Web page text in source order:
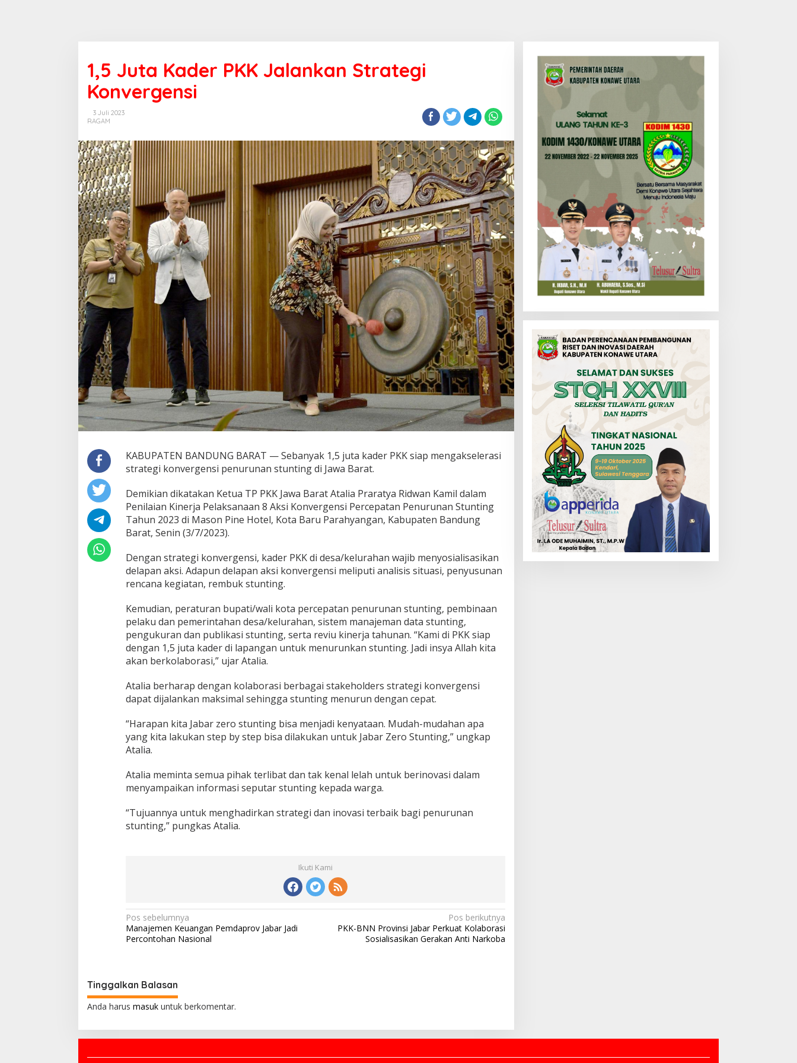
1,5 Juta Kader PKK Jalankan Strategi
Konvergensi
3 Juli 2023
RAGAM
KABUPATEN BANDUNG BARAT — Sebanyak 1,5 juta kader PKK siap mengakselerasi
strategi konvergensi penurunan stunting di Jawa Barat.
Demikian dikatakan Ketua TP PKK Jawa Barat Atalia Praratya Ridwan Kamil dalam
Penilaian Kinerja Pelaksanaan 8 Aksi Konvergensi Percepatan Penurunan Stunting
Tahun 2023 di Mason Pine Hotel, Kota Baru Parahyangan, Kabupaten Bandung
Barat, Senin (3/7/2023).
Dengan strategi konvergensi, kader PKK di desa/kelurahan wajib menyosialisasikan
delapan aksi. Adapun delapan aksi konvergensi meliputi analisis situasi, penyusunan
rencana kegiatan, rembuk stunting.
Kemudian, peraturan bupati/wali kota percepatan penurunan stunting, pembinaan
pelaku dan pemerintahan desa/kelurahan, sistem manajeman data stunting,
pengukuran dan publikasi stunting, serta reviu kinerja tahunan. “Kami di PKK siap
dengan 1,5 juta kader di lapangan untuk menurunkan stunting. Jadi insya Allah kita
akan berkolaborasi,” ujar Atalia.
Atalia berharap dengan kolaborasi berbagai stakeholders strategi konvergensi
dapat dijalankan maksimal sehingga stunting menurun dengan cepat.
“Harapan kita Jabar zero stunting bisa menjadi kenyataan. Mudah-mudahan apa
yang kita lakukan step by step bisa dilakukan untuk Jabar Zero Stunting,” ungkap
Atalia.
Atalia meminta semua pihak terlibat dan tak kenal lelah untuk berinovasi dalam
menyampaikan informasi seputar stunting kepada warga.
“Tujuannya untuk menghadirkan strategi dan inovasi terbaik bagi penurunan
stunting,” pungkas Atalia.
Ikuti Kami
N
a
g
a
i
p
Pos sebelumnya
Manajemen Keuangan Pemdaprov Jabar Jadi
Percontohan Nasional
Pos berikutnya
PKK-BNN Provinsi Jabar Perkuat Kolaborasi
Sosialisasikan Gerakan Anti Narkoba
Tinggalkan Balasan
Anda harus masuk untuk berkomentar.